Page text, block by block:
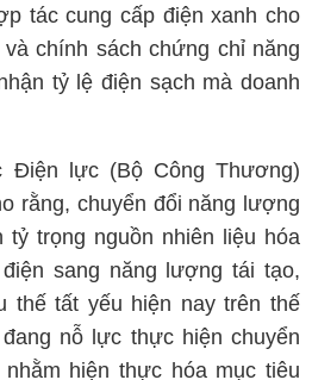
tác cung cấp điện xanh cho
chính sách chứng chỉ năng
tỷ lệ điện sạch mà doanh
Điện lực (Bộ Công Thương)
rằng, chuyển đổi năng lượng
trọng nguồn nhiên liệu hóa
sang năng lượng tái tạo,
thế tất yếu hiện nay trên thế
nỗ lực thực hiện chuyển
hiện thực hóa mục tiêu